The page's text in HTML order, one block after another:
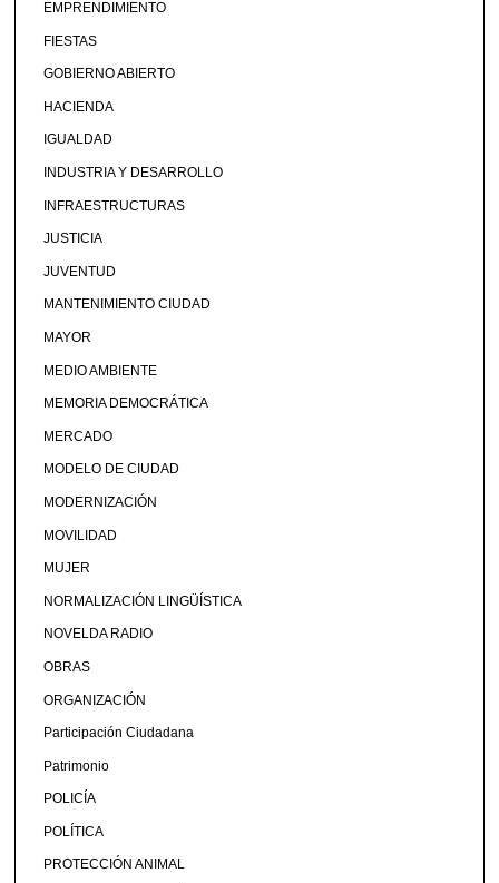
EMPRENDIMIENTO
FIESTAS
GOBIERNO ABIERTO
HACIENDA
IGUALDAD
INDUSTRIA Y DESARROLLO
INFRAESTRUCTURAS
JUSTICIA
JUVENTUD
MANTENIMIENTO CIUDAD
MAYOR
MEDIO AMBIENTE
MEMORIA DEMOCRÁTICA
MERCADO
MODELO DE CIUDAD
MODERNIZACIÓN
MOVILIDAD
MUJER
NORMALIZACIÓN LINGÜÍSTICA
NOVELDA RADIO
OBRAS
ORGANIZACIÓN
Participación Ciudadana
Patrimonio
POLICÍA
POLÍTICA
PROTECCIÓN ANIMAL